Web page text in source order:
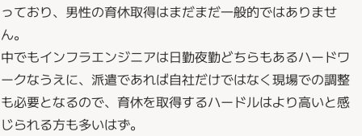
っており、男性の育休取得はまだまだ一般的ではありませ
ん。
中でもインフラエンジニアは日勤夜勤どちらもあるハードワ
ークなうえに、派遣であれば自社だけではなく現場での調整
も必要となるので、育休を取得するハードルはより高いと感
じられる方も多いはず。